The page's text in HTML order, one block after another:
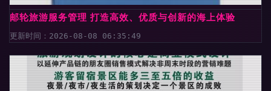
邮轮旅游服务管理 打造高效、优质与创新的海上体验
更新时间：2026-08-08 06:35:49